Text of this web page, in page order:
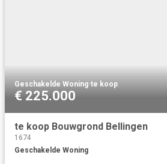
Geschakelde Woning·te koop
€ 225.000
te koop Bouwgrond Bellingen
1674
Geschakelde Woning